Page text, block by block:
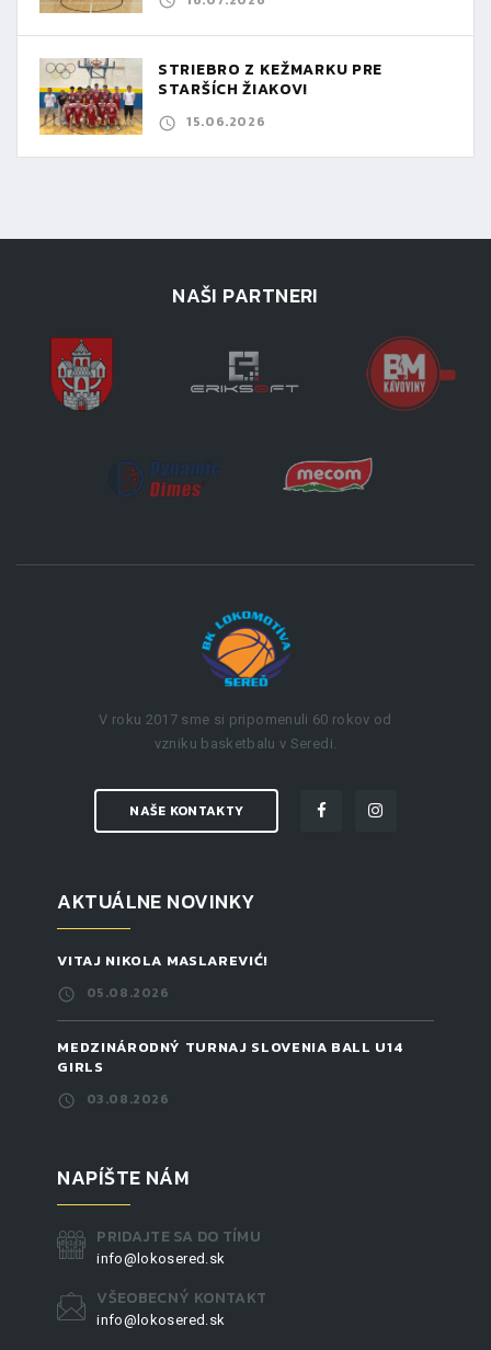
STRIEBRO Z KEŽMARKU PRE
STARŠÍCH ŽIAKOV!
15.06.2026
NAŠI PARTNERI
V roku 2017 sme si pripomenuli 60 rokov od
vzniku basketbalu v Seredi.
NAŠE KONTAKTY
AKTUÁLNE NOVINKY
VITAJ NIKOLA MASLAREVIĆ!
05.08.2026
MEDZINÁRODNÝ TURNAJ SLOVENIA BALL U14
GIRLS
03.08.2026
NAPÍŠTE NÁM
PRIDAJTE SA DO TÍMU
info@lokosered.sk
VŠEOBECNÝ KONTAKT
info@lokosered.sk